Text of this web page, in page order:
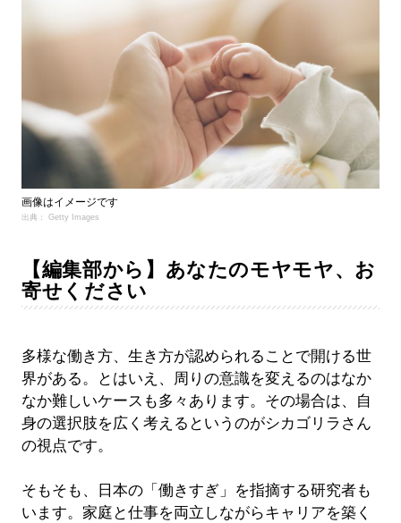
画像はイメージです
出典： Getty Images
【編集部から】あなたのモヤモヤ、お
寄せください
多様な働き方、生き方が認められることで開ける世
界がある。とはいえ、周りの意識を変えるのはなか
なか難しいケースも多々あります。その場合は、自
身の選択肢を広く考えるというのがシカゴリラさん
の視点です。
そもそも、日本の「働きすぎ」を指摘する研究者も
います。家庭と仕事を両立しながらキャリアを築く